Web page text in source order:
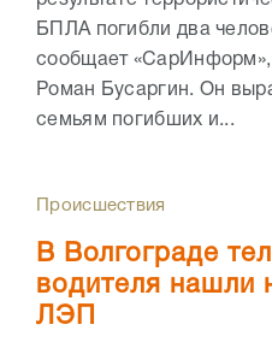
БПЛА погибли два
сообщает «СарИнформ»,
Роман Бусаргин. Он
семьям погибших и...
Происшествия
В Волгограде
водителя нашли
ЛЭП